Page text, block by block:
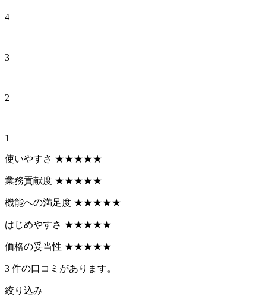
4
3
2
1
使いやすさ ★★★★★
業務貢献度 ★★★★★
機能への満足度 ★★★★★
はじめやすさ ★★★★★
価格の妥当性 ★★★★★
3 件の口コミがあります。
絞り込み